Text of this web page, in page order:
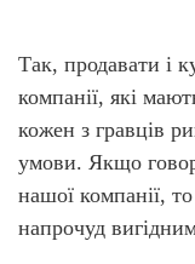
Так, продавати і
компанії, які
кожен з гравців
умови. Якщо
нашої компанії,
напрочуд